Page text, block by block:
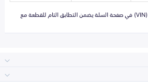
تزويدنا برقم الهيكل (VIN) في صفحة السلة يضمن التطابق التام للقطعة مع